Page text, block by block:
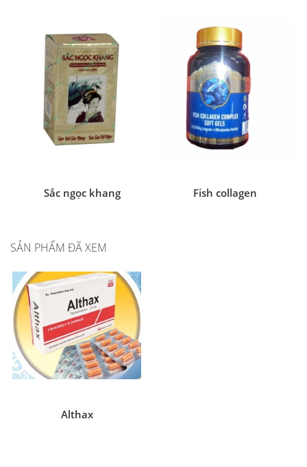
Sắc ngọc khang Fish collagen
SẢN PHẨM ĐÃ XEM
Althax